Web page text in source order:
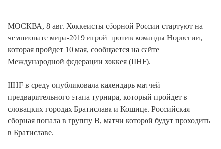
МОСКВА, 8 авг. Хоккеисты сборной России стартуют на
чемпионате мира-2019 игрой против команды Норвегии,
которая пройдет 10 мая, сообщается на сайте
Международной федерации хоккея (IIHF).
IIHF в среду опубликовала календарь матчей
предварительного этапа турнира, который пройдет в
словацких городах Братислава и Кошице. Российская
сборная попала в группу В, матчи которой будут проходить
в Братиславе.